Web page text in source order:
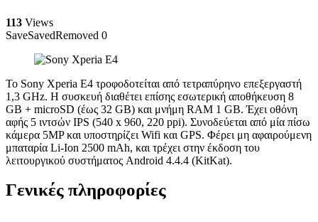
113 Views
SaveSavedRemoved 0
Το Sony Xperia E4 τροφοδοτείται από τετραπύρηνο επεξεργαστή
1,3 GHz. Η συσκευή διαθέτει επίσης εσωτερική αποθήκευση 8
GB + microSD (έως 32 GB) και μνήμη RAM 1 GB. Έχει οθόνη
αφής 5 ιντσών IPS (540 x 960, 220 ppi). Συνοδεύεται από μία πίσω
κάμερα 5MP και υποστηρίζει Wifi και GPS. Φέρει μη αφαιρούμενη
μπαταρία Li-Ion 2500 mAh, και τρέχει στην έκδοση του
λειτουργικού συστήματος Android 4.4.4 (KitKat).
Γενικές πληροφορίες